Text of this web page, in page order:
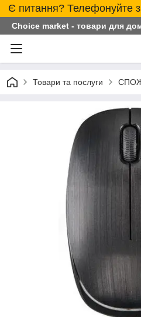
Є питання? Телефонуйте
Choice market - товари для
Товари та послуги